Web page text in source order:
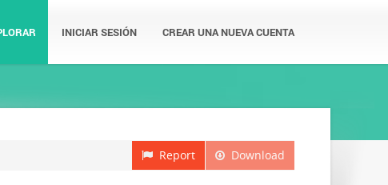
INICIAR SESIÓN CREAR UNA NUEVA CUENTA
Download
Report